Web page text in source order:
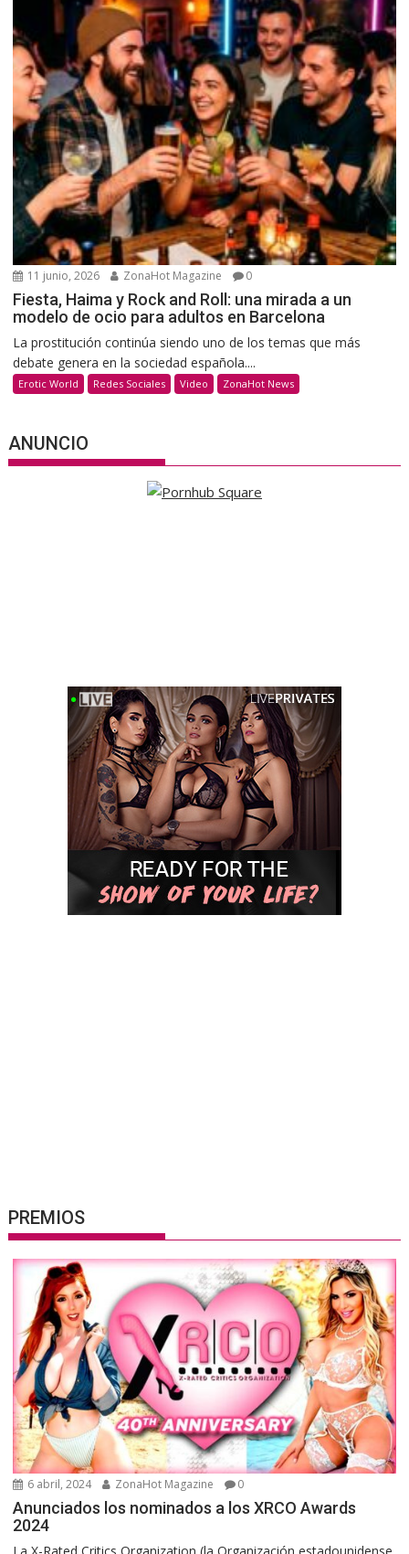
11 junio, 2026 ZonaHot Magazine 0
Fiesta, Haima y Rock and Roll: una mirada a un
modelo de ocio para adultos en Barcelona
La prostitución continúa siendo uno de los temas que más
debate genera en la sociedad española....
Erotic World Redes Sociales Video ZonaHot News
ANUNCIO
PREMIOS
6 abril, 2024 ZonaHot Magazine 0
Anunciados los nominados a los XRCO Awards
2024
La X-Rated Critics Organization (la Organización estadounidense